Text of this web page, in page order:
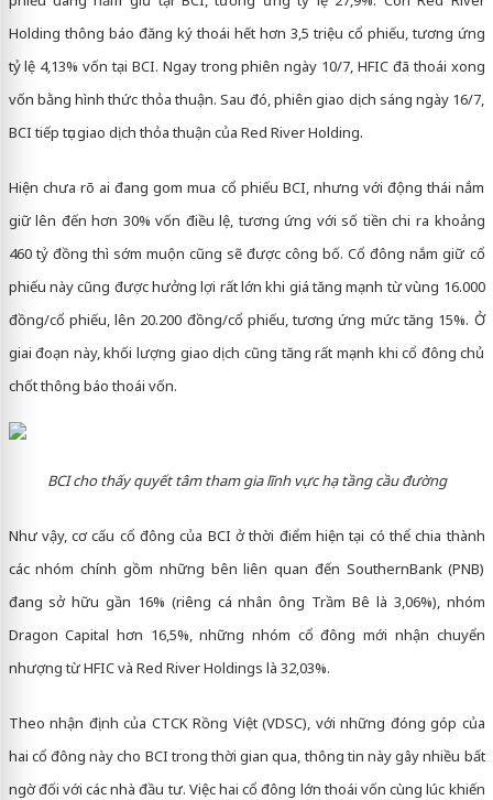
Holding thông báo đăng ký thoái hết hơn 3,5 triệu cổ phiếu, tương ứng
tỷ lệ 4,13% vốn tại BCI. Ngay trong phiên ngày 10/7, HFIC đã thoái xong
vốn bằng hình thức thỏa thuận. Sau đó, phiên giao dịch sáng ngày 16/7,
BCI tiếp tục giao dịch thỏa thuận của Red River Holding.
Hiện chưa rõ ai đang gom mua cổ phiếu BCI, nhưng với động thái nắm
giữ lên đến hơn 30% vốn điều lệ, tương ứng với số tiền chi ra khoảng
460 tỷ đồng thì sớm muộn cũng sẽ được công bố. Cổ đông nắm giữ cổ
phiếu này cũng được hưởng lợi rất lớn khi giá tăng mạnh từ vùng 16.000
đồng/cổ phiếu, lên 20.200 đồng/cổ phiếu, tương ứng mức tăng 15%. Ở
giai đoạn này, khối lượng giao dịch cũng tăng rất mạnh khi cổ đông chủ
chốt thông báo thoái vốn.
BCI cho thấy quyết tâm tham gia lĩnh vực hạ tầng cầu đường
Như vậy, cơ cấu cổ đông của BCI ở thời điểm hiện tại có thể chia thành
các nhóm chính gồm những bên liên quan đến SouthernBank (PNB)
đang sở hữu gần 16% (riêng cá nhân ông Trầm Bê là 3,06%), nhóm
Dragon Capital hơn 16,5%, những nhóm cổ đông mới nhận chuyển
nhượng từ HFIC và Red River Holdings là 32,03%.
Theo nhận định của CTCK Rồng Việt (VDSC), với những đóng góp của
hai cổ đông này cho BCI trong thời gian qua, thông tin này gây nhiều bất
ngờ đối với các nhà đầu tư. Việc hai cổ đông lớn thoái vốn cùng lúc khiến